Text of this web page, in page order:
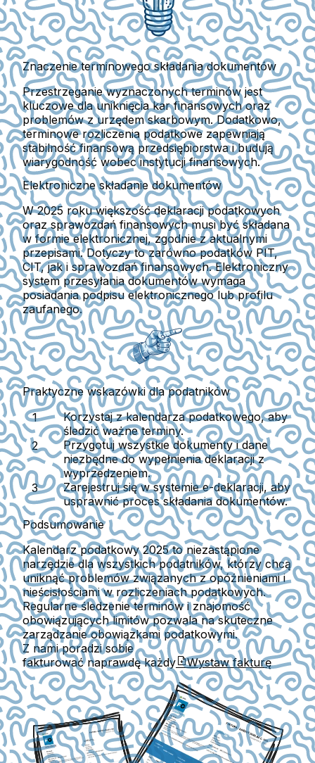
Znaczenie terminowego składania dokumentów
Przestrzeganie wyznaczonych terminów jest
kluczowe dla uniknięcia kar finansowych oraz
problemów z urzędem skarbowym. Dodatkowo,
terminowe rozliczenia podatkowe zapewniają
stabilność finansową przedsiębiorstwa i budują
wiarygodność wobec instytucji finansowych.
Elektroniczne składanie dokumentów
W 2025 roku większość deklaracji podatkowych
oraz sprawozdań finansowych musi być składana
w formie elektronicznej, zgodnie z aktualnymi
przepisami.Dotyczy to zarówno podatków PIT,
CIT, jak i sprawozdań finansowych. Elektroniczny
system przesyłania dokumentów wymaga
posiadania podpisu elektronicznego lub profilu
zaufanego.
Praktyczne wskazówki dla podatników
Korzystaj z kalendarza podatkowego, aby
śledzić ważne terminy.
Przygotuj wszystkie dokumenty i dane
niezbędne do wypełnienia deklaracji z
wyprzedzeniem.
Zarejestruj się w systemie e-deklaracji, aby
usprawnić proces składania dokumentów.
Podsumowanie
Kalendarz podatkowy 2025 to niezastąpione
narzędzie dla wszystkich podatników, którzy chcą
uniknąć problemów związanych z opóźnieniami i
nieścisłościami w rozliczeniach podatkowych.
Regularne śledzenie terminów i znajomość
obowiązujących limitów pozwala na skuteczne
zarządzanie obowiązkami podatkowymi.
Z nami poradzi sobie
fakturować naprawdę każdy
Wystaw fakturę